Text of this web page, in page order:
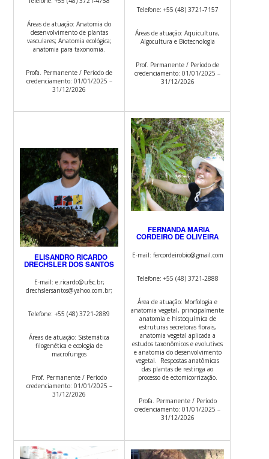
Áreas de atuação: Anatomia do
desenvolvimento de plantas
vasculares; Anatomia ecológica;
anatomia para taxonomia.
Profa. Permanente / Período de
credenciamento: 01/01/2025 –
31/12/2026
Telefone: +55 (48) 3721-7157
Áreas de atuação: Aquicultura,
Algocultura e Biotecnologia
Prof. Permanente / Período de
credenciamento: 01/01/2025 –
31/12/2026
ELISANDRO RICARDO
DRECHSLER DOS SANTOS
E-mail: e.ricardo@ufsc.br;
drechslersantos@yahoo.com.br;
Telefone: +55 (48) 3721-2889
Áreas de atuação: Sistemática
filogenética e ecologia de
macrofungos
Prof. Permanente / Período
credenciamento: 01/01/2025 –
31/12/2026
FERNANDA MARIA
CORDEIRO DE OLIVEIRA
E-mail: fercordeirobio@gmail.com
Telefone: +55 (48) 3721-2888
Área de atuação: Morfologia e
anatomia vegetal, principalmente
anatomia e histoquímica de
estruturas secretoras florais,
anatomia vegetal aplicada a
estudos taxonômicos e evolutivos
e anatomia do desenvolvimento
vegetal. Respostas anatômicas
das plantas de restinga ao
processo de ectomicorrização.
Profa. Permanente / Período
credenciamento: 01/01/2025 –
31/12/2026